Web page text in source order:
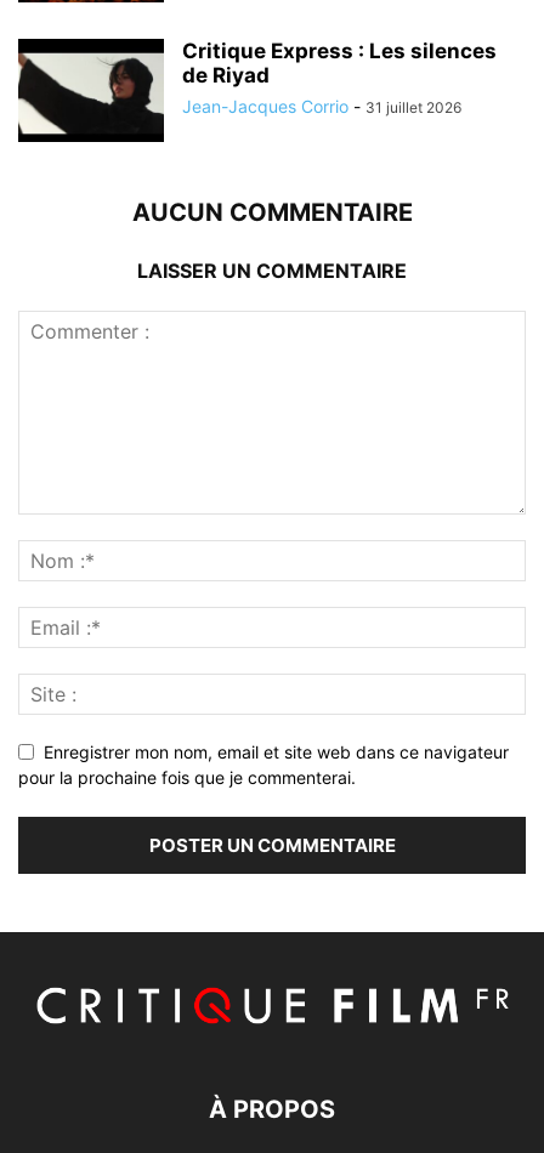
Critique Express : Les silences
de Riyad
Jean-Jacques Corrio - 31 juillet 2026
AUCUN COMMENTAIRE
LAISSER UN COMMENTAIRE
Enregistrer mon nom, email et site web dans ce navigateur
pour la prochaine fois que je commenterai.
À PROPOS